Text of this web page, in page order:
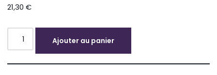
21,30 €
Ajouter au panier